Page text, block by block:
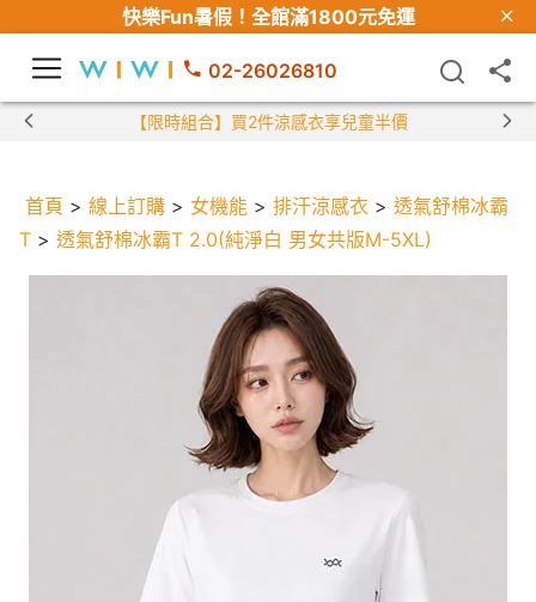
快樂Fun暑假！ 全館滿1800元免運
02-26026810
【限時組合】買2件涼感衣享兒童半價
首頁 > 線上訂購 > 女機能 > 排汗涼感衣 > 透氣舒棉冰霸
T > 透氣舒棉冰霸T 2.0(純淨白 男女共版M-5XL)